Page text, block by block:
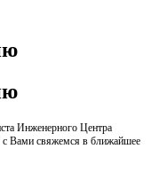
Инженерного Центра
Вами свяжемся в ближайшее